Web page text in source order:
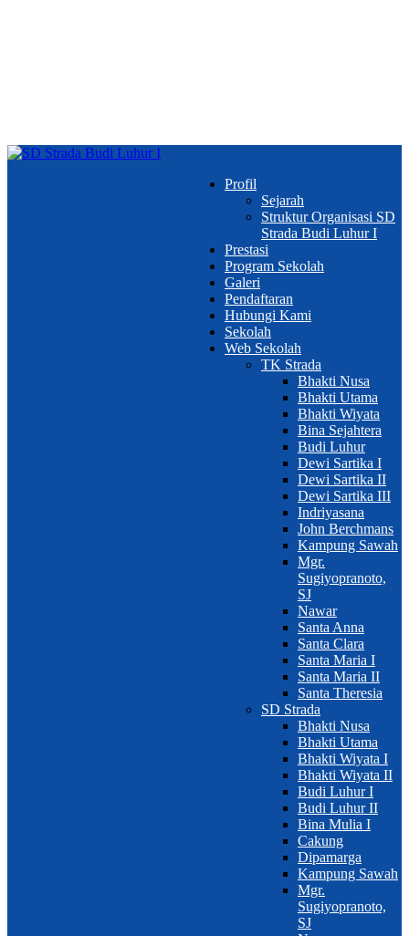
Profil
Sejarah
Struktur Organisasi SD
Strada Budi Luhur I
Prestasi
Program Sekolah
Galeri
Pendaftaran
Hubungi Kami
Sekolah
Web Sekolah
TK Strada
Bhakti Nusa
Bhakti Utama
Bhakti Wiyata
Bina Sejahtera
Budi Luhur
Dewi Sartika I
Dewi Sartika II
Dewi Sartika III
Indriyasana
John Berchmans
Kampung Sawah
Mgr.
Sugiyopranoto,
SJ
Nawar
Santa Anna
Santa Clara
Santa Maria I
Santa Maria II
Santa Theresia
SD Strada
Bhakti Nusa
Bhakti Utama
Bhakti Wiyata I
Bhakti Wiyata II
Budi Luhur I
Budi Luhur II
Bina Mulia I
Cakung
Dipamarga
Kampung Sawah
Mgr.
Sugiyopranoto,
SJ